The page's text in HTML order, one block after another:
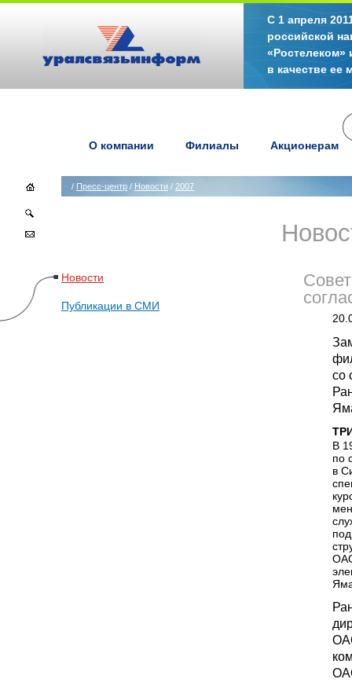
С 1 апреля
российской
«Ростелеком»
в качестве ее
О компании Филиалы Акционерам
/ Пресс-центр / Новости / 2007
Новости
Публикации в СМИ
со
В
по
в